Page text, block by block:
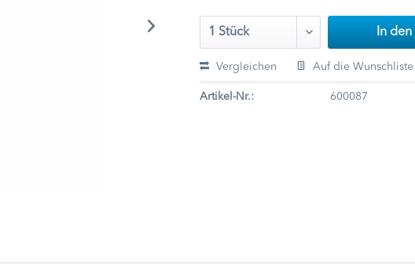
In den
Vergleichen Auf die Wunschliste
Artikel-Nr.: 600087